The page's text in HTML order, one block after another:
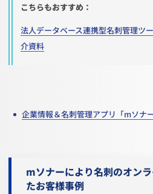
こちらもおすすめ：
法人データベース連携型名刺管理ツ
介資料
企業情報＆名刺管理アプリ「mソナー
mソナーにより名刺のオン
たお客様事例